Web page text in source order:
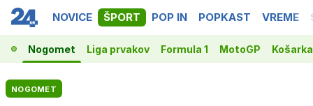
NOVICE ŠPORT POP IN POPKAST VREME
Nogomet Liga prvakov Formula 1 MotoGP Košarka
NOGOMET